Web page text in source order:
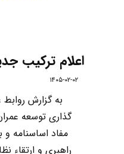
۱۴۰۵-۰۲-۰۲
به گزارش
گذاری توسعه
مفاد اساسنامه و
راهبری و ارتقاء